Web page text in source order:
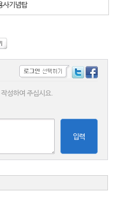
사기념탑
성하여 주십시요.
입력